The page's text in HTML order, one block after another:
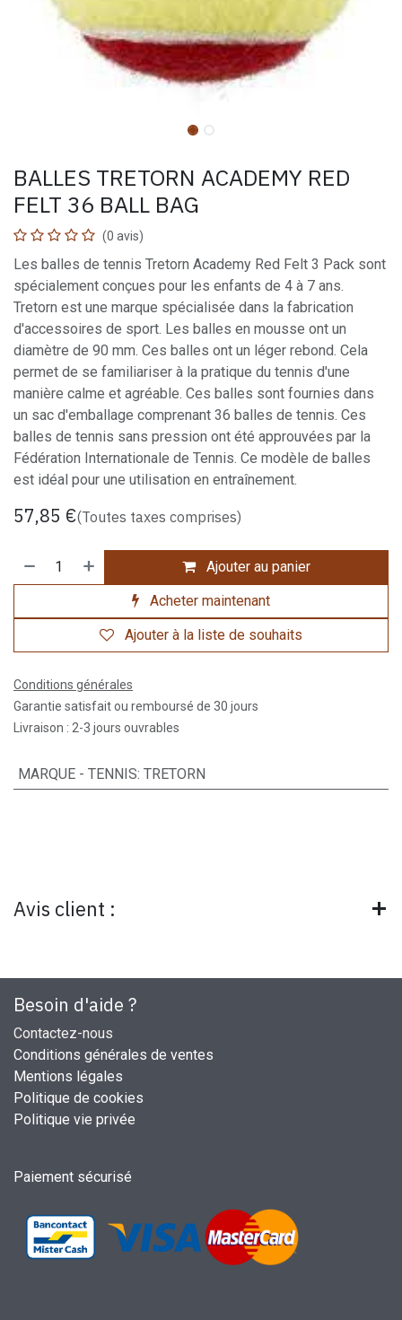
BALLES TRETORN ACADEMY RED
FELT 36 BALL BAG
(0 avis)
Les balles de tennis Tretorn Academy Red Felt 3 Pack sont
spécialement conçues pour les enfants de 4 à 7 ans.
Tretorn est une marque spécialisée dans la fabrication
d'accessoires de sport. Les balles en mousse ont un
diamètre de 90 mm. Ces balles ont un léger rebond. Cela
permet de se familiariser à la pratique du tennis d'une
manière calme et agréable. Ces balles sont fournies dans
un sac d'emballage comprenant 36 balles de tennis. Ces
balles de tennis sans pression ont été approuvées par la
Fédération Internationale de Tennis. Ce modèle de balles
est idéal pour une utilisation en entraînement.
57,85 €(Toutes taxes comprises)
Ajouter au panier
Acheter maintenant
Ajouter à la liste de souhaits
Conditions générales
Garantie satisfait ou remboursé de 30 jours
Livraison : 2-3 jours ouvrables
MARQUE - TENNIS: TRETORN
Avis client :
Besoin d'aide ?
Contactez-nous
Conditions générales de ventes
Mentions légales
Politique de cookies
Politique vie privée
Paiement sécurisé